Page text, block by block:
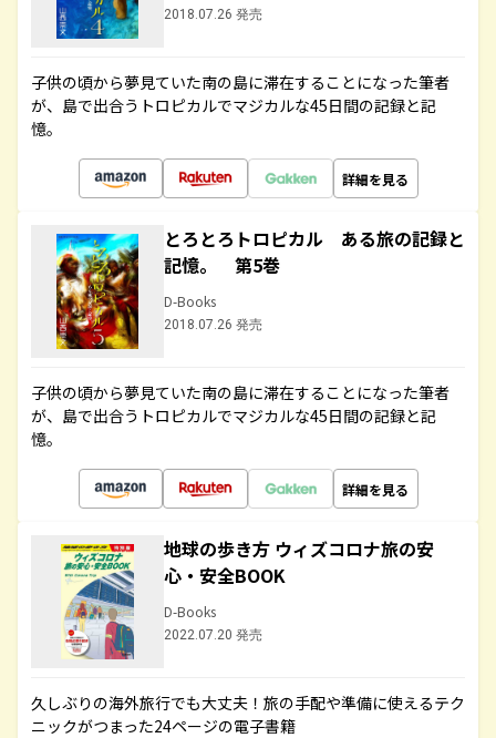
2018.07.26 発売
子供の頃から夢見ていた南の島に滞在することになった筆者
が、島で出合うトロピカルでマジカルな45日間の記録と記
憶。
詳細を見る
とろとろトロピカル ある旅の記録と
記憶。 第5巻
D-Books
2018.07.26 発売
子供の頃から夢見ていた南の島に滞在することになった筆者
が、島で出合うトロピカルでマジカルな45日間の記録と記
憶。
詳細を見る
地球の歩き方 ウィズコロナ旅の安
心・安全BOOK
D-Books
2022.07.20 発売
久しぶりの海外旅行でも大丈夫！旅の手配や準備に使えるテク
ニックがつまった24ページの電子書籍